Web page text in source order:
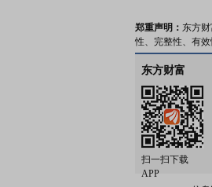
郑重声明： 东方
性、完整性、有
东方财富
扫一扫下载
APP